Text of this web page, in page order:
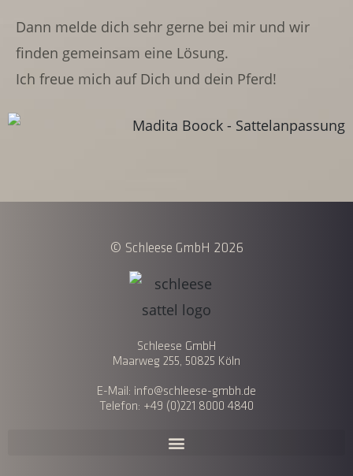
Dann melde dich sehr gerne bei mir und wir
finden gemeinsam eine Lösung.
Ich freue mich auf Dich und dein Pferd!
© Schleese GmbH 2026
Schleese GmbH
Maarweg 255, 50825 Köln
E-Mail: info@schleese-gmbh.de
Telefon: +49 (0)221 8000 4840